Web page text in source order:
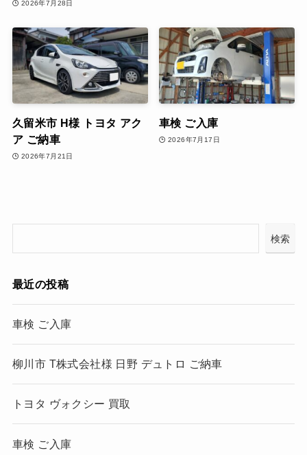
2026年7月28日
久留米市 H様 トヨタ アク
ア ご納車
2026年7月21日
車検 ご入庫
2026年7月17日
検索
最近の投稿
車検 ご入庫
柳川市 T株式会社様 日野 デュトロ ご納車
トヨタ ヴォクシー 買取
車検 ご入庫